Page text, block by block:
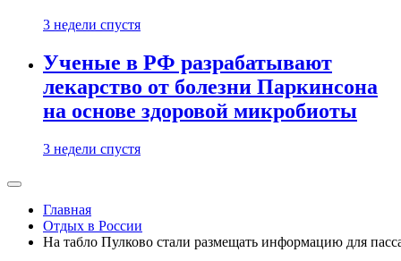
3 недели спустя
Ученые в РФ разрабатывают
лекарство от болезни Паркинсона
на основе здоровой микробиоты
3 недели спустя
Главная
Отдых в России
На табло Пулково стали размещать информацию для